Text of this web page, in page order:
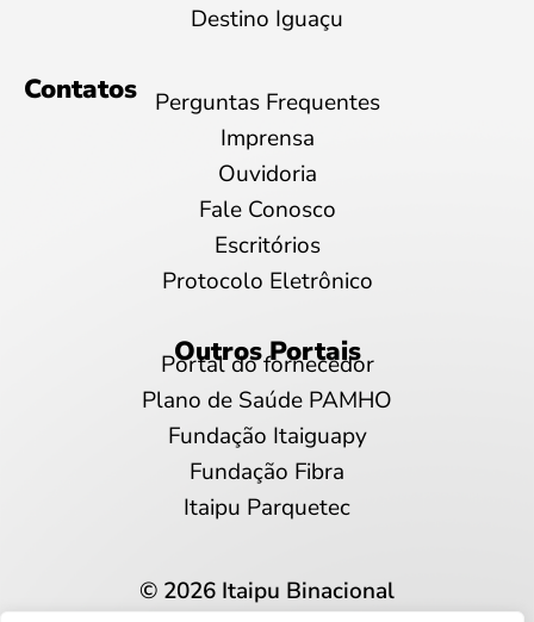
Destino Iguaçu
Contatos
Perguntas Frequentes
Imprensa
Ouvidoria
Fale Conosco
Escritórios
Protocolo Eletrônico
Outros Portais
Portal do fornecedor
Plano de Saúde PAMHO
Fundação Itaiguapy
Fundação Fibra
Itaipu Parquetec
© 2026 Itaipu Binacional